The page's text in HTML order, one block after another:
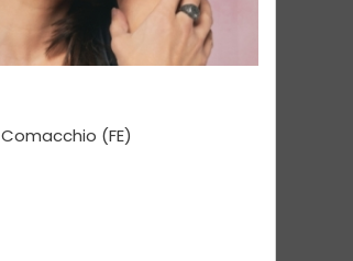
Comacchio (FE)